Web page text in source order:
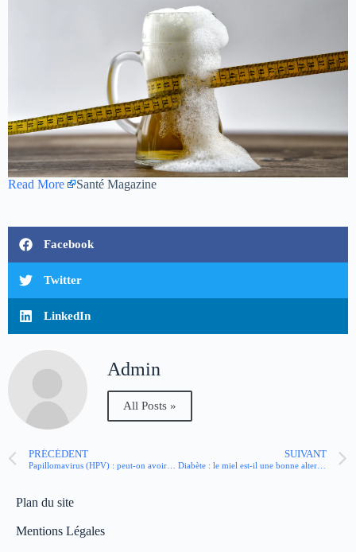
Read More Santé Magazine
Facebook
Twitter
LinkedIn
Admin
All Posts »
PRÉCÉDENT SUIVANT
Diabète : le miel est-il une bonne alternative au sucre ?
Plan du site
Mentions Légales